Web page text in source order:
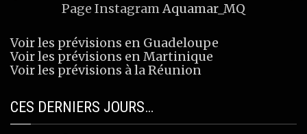
Page InstagramAquamar_MQ
Voir les prévisions en Guadeloupe
Voir les prévisions en Martinique
Voir les prévisions à la Réunion
CES DERNIERS JOURS…